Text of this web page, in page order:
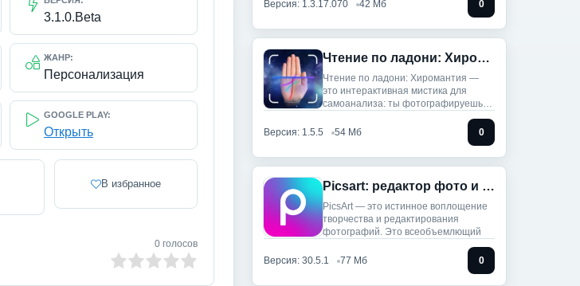
3.1.0.Beta
ЖАНР:
Персонализация
GOOGLE PLAY:
Открыть
В избранное
0 голосов
Версия: 1.3.17.070 42 Мб 0
Чтение по ладони: Хиромантия (Мод, Unlocked)
Чтение по ладони: Хиромантия —
это интерактивная мистика для
самоанализа: ты фотографируешь
Версия: 1.5.5
54 Мб 0
Picsart: редактор фото и видео (Мод, Unlocked)
PicsArt — это истинное воплощение
творчества и редактирования
фотографий. Это всеобъемлющий
Версия: 30.5.1 77 Мб 0